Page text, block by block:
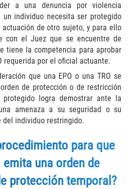
con un Menor
Lasciva
oral forzada
Indecente
Para Cometer Prostitución
a una denuncia por violencia
individuo necesita ser protegido
de otro sujeto, y para ello
con el Juez que se encuentre de
tiene la competencia para aprobar
requerida por el oficial actuante.
que una EPO o una TRO se
de protección o de restricción
logra demostrar ante la
amenaza a su seguridad o su
individuo restringido.
para que
emita una orden de
protección temporal?